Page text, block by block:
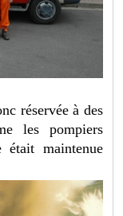
réservée à des
les pompiers
maintenue